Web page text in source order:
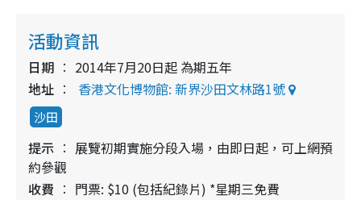
活動資訊
日期
2014年7月20日起 為期五年
地址
香港文化博物館: 新界沙田文林路1號
沙田
提示
展覽初期實施分段入場，由即日起，可上網預
約參觀
收費
門票: $10 (包括紀錄片) *星期三免費